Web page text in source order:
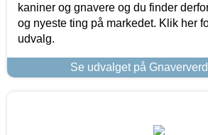
kaniner og gnavere og du finder
og nyeste ting på markedet. Klik her
udvalg.
Se udvalget på